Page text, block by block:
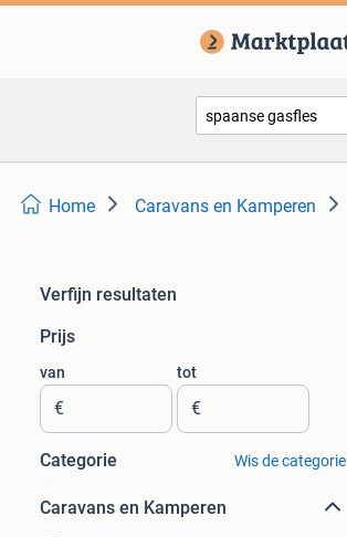
Home Caravans en Kamperen
Verfijn resultaten
Prijs
van
€
tot
€
Categorie Wis de categorie
Caravans en Kamperen